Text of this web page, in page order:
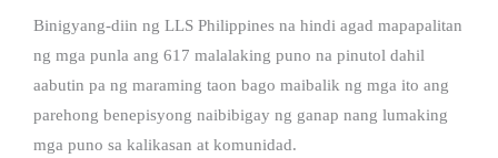
Binigyang-diin ng LLS Philippines na hindi agad mapapalitan
ng mga punla ang 617 malalaking puno na pinutol dahil
aabutin pa ng maraming taon bago maibalik ng mga ito ang
parehong benepisyong naibibigay ng ganap nang lumaking
mga puno sa kalikasan at komunidad.